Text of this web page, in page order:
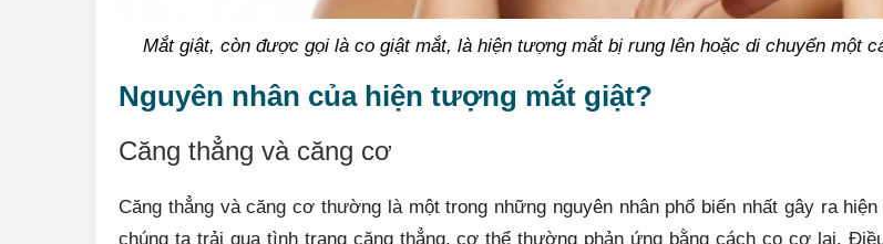
Mắt giật, còn được gọi là co giật mắt, là hiện tượng mắt bị rung lên hoặc di chuyển một
Nguyên nhân của hiện tượng mắt giật?
Căng thẳng và căng cơ
Căng thẳng và căng cơ thường là một trong những nguyên nhân phổ biến nhất gây ra
chúng ta trải qua tình trạng căng thẳng, cơ thể thường phản ứng bằng cách co cơ lại.